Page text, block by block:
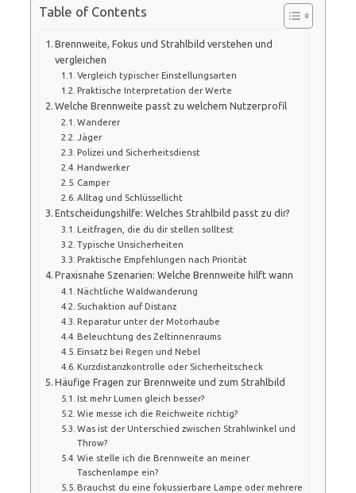
Table of Contents
Brennweite, Fokus und Strahlbild verstehen und
vergleichen
Vergleich typischer Einstellungsarten
Praktische Interpretation der Werte
Welche Brennweite passt zu welchem Nutzerprofil
Wanderer
Jäger
Polizei und Sicherheitsdienst
Handwerker
Camper
Alltag und Schlüssellicht
Entscheidungshilfe: Welches Strahlbild passt zu dir?
Leitfragen, die du dir stellen solltest
Typische Unsicherheiten
Praktische Empfehlungen nach Priorität
Praxisnahe Szenarien: Welche Brennweite hilft wann
Nächtliche Waldwanderung
Suchaktion auf Distanz
Reparatur unter der Motorhaube
Beleuchtung des Zeltinnenraums
Einsatz bei Regen und Nebel
Kurzdistanzkontrolle oder Sicherheitscheck
Häufige Fragen zur Brennweite und zum Strahlbild
Ist mehr Lumen gleich besser?
Wie messe ich die Reichweite richtig?
Was ist der Unterschied zwischen Strahlwinkel und
Throw?
Wie stelle ich die Brennweite an meiner
Taschenlampe ein?
Brauchst du eine fokussierbare Lampe oder mehrere